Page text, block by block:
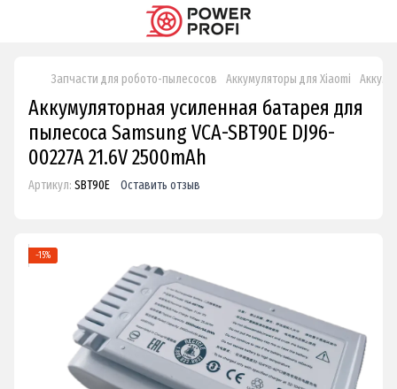
Запчасти для робото-пылесосов Аккумуляторы для Xiaomi
Аккумуляторная усиленная батарея для
пылесоса Samsung VCA-SBT90E DJ96-
00227A 21.6V 2500mAh
Артикул: SBT90E Оставить отзыв
−15%